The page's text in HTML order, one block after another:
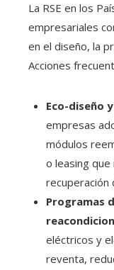
La RSE en los
empresariales
en el diseño, la
Acciones
Eco-diseño
empresas
módulos
o leasing
recuperación
Programas
eléctricos y
reventa,